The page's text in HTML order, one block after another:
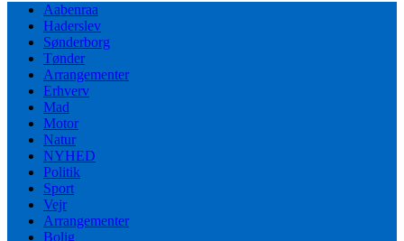
Aabenraa
Haderslev
Sønderborg
Tønder
Arrangementer
Erhverv
Mad
Motor
Natur
NYHED
Politik
Sport
Vejr
Arrangementer
Bolig